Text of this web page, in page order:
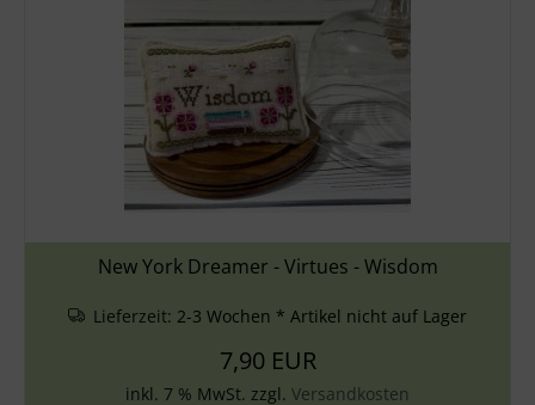
New York Dreamer - Virtues - Wisdom
Lieferzeit: 2-3 Wochen * Artikel nicht auf Lager
7,90 EUR
inkl. 7 % MwSt. zzgl. Versandkosten